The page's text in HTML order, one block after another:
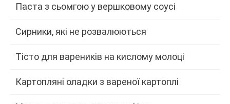
Паста з сьомгою у вершковому соусі
Сирники, які не розвалюються
Тісто для вареників на кислому молоці
Картопляні оладки з вареної картоплі